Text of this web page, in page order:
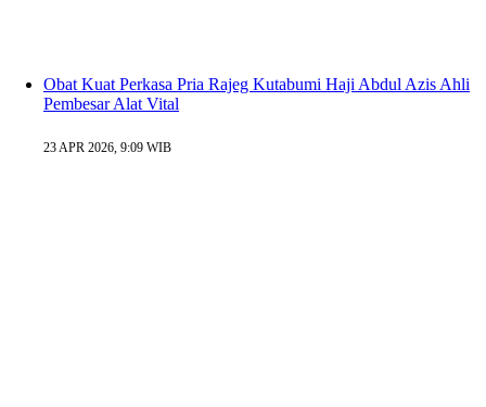
Obat Kuat Perkasa Pria Rajeg Kutabumi Haji Abdul Azis Ahli
Pembesar Alat Vital
23 APR 2026, 9:09 WIB